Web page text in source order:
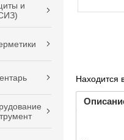
и
Находится